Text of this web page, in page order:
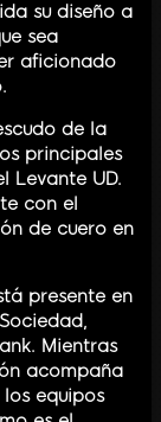
su diseño a
sea
aficionado
de la
principales
Levante UD.
con el
de cuero en
presente en
Mientras
acompaña
equipos